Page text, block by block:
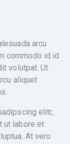
arcu
commodo id id
volutpat. Ut
aliquet
elitr,
ut labore et
At vero